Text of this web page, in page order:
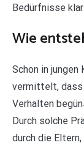
Bedürfnisse
Wie
Schon in jungen
vermittelt,
Verhalten
Durch solche
durch die